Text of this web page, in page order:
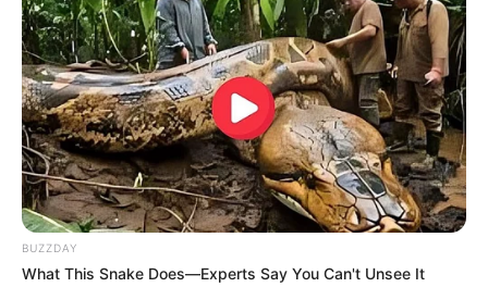
My Troublesome Star Aema
BUZZDAY
What This Snake Does—Experts Say You Can't Unsee It